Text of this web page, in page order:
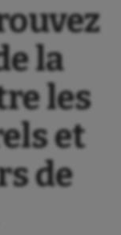
la
les
et
de